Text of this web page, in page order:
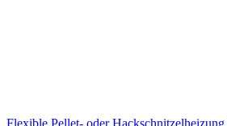
Flexible Pellet- oder Hackschnitzelheizung